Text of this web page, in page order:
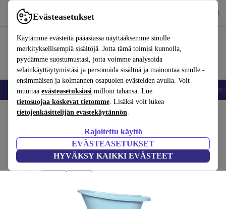
Evästeasetukset
Käytämme evästeitä pääasiassa näyttääksemme sinulle
merkityksellisempiä sisältöjä. Jotta tämä toimisi kunnolla,
pyydämme suostumustasi, jotta voimme analysoida
selainkäyttäytymistäsi ja personoida sisältöä ja mainontaa sinulle -
ensimmäisen ja kolmannen osapuolen evästeiden avulla. Voit
muuttaa evästeasetuksiasi milloin tahansa. Lue
tietosuojaa koskevat tietomme. Lisäksi voit lukea
tietojenkäsittelijän evästekäytännön.
Rajoitettu käyttö
EVÄSTEASETUKSET
HYVÄKSY KAIKKI EVÄSTEET
Käytä refurbed-palvelua nopeasti ja helposti
Matkapuhelimet ja älypuhelimet Kannettavat tietokoneet
Koti Vauvat ja lapset Potat ja pesut
Bébé Jou® Basis Sense kylpysarja
sininen